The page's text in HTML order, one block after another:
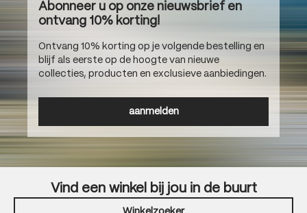
Abonneer u op onze nieuwsbrief en
ontvang 10% korting!
Ontvang 10% korting op je volgende bestelling en
blijf als eerste op de hoogte van nieuwe
collecties, producten en exclusieve aanbiedingen.
aanmelden
Vind een winkel bij jou in de buurt